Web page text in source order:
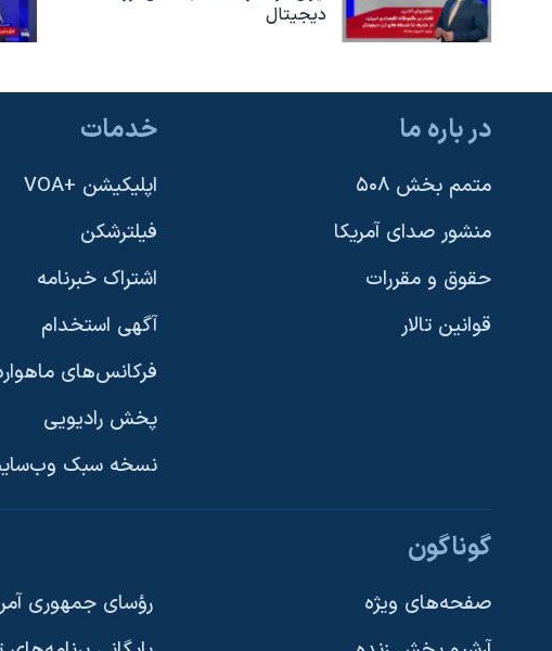
دنبال کنید
دیجیتال
در باره ما
متمم بخش ۵۰۸
منشور صدای آمریکا
حقوق و مقررات
قوانین تالار
خدمات
اپلیکیشن +VOA
فیلترشکن
اشتراک خبرنامه
آگهی استخدام
فرکانس‌های
پخش رادیویی
نسخه سبک
گوناگون
صفحه‌های ویژه
رؤسای جمهوری